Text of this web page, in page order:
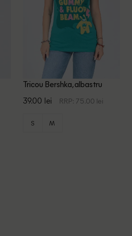
Tricou Bershka, albastru
39.00 lei RRP: 75.00 lei
S M